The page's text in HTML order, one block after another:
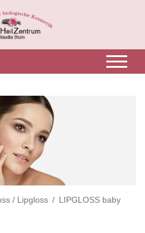
/ Lipgloss LIPGLOSS baby